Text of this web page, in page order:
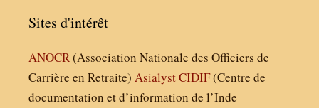
Sites d'intérêt
ANOCR(Association Nationale des Officiers de
Carrière en Retraite) AsialystCIDIF(Centre de
documentation et d’information de l’Inde